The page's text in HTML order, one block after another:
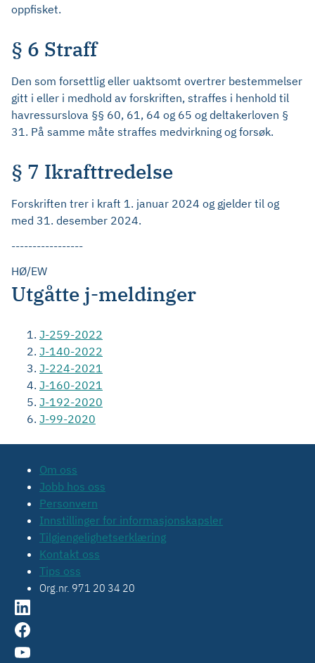
oppfisket.
§ 6 Straff
Den som forsettlig eller uaktsomt overtrer bestemmelser
gitt i eller i medhold av forskriften, straffes i henhold til
havressurslova §§ 60, 61, 64 og 65 og deltakerloven §
31. På samme måte straffes medvirkning og forsøk.
§ 7 Ikrafttredelse
Forskriften trer i kraft 1. januar 2024 og gjelder til og
med 31. desember 2024.
-----------------
HØ/EW
Utgåtte j-meldinger
J-259-2022
J-140-2022
J-224-2021
J-160-2021
J-192-2020
J-99-2020
Om oss
Jobb hos oss
Personvern
Innstillinger for informasjonskapsler
Tilgjengelighetserklæring
Kontakt oss
Tips oss
Org.nr. 971 20 34 20